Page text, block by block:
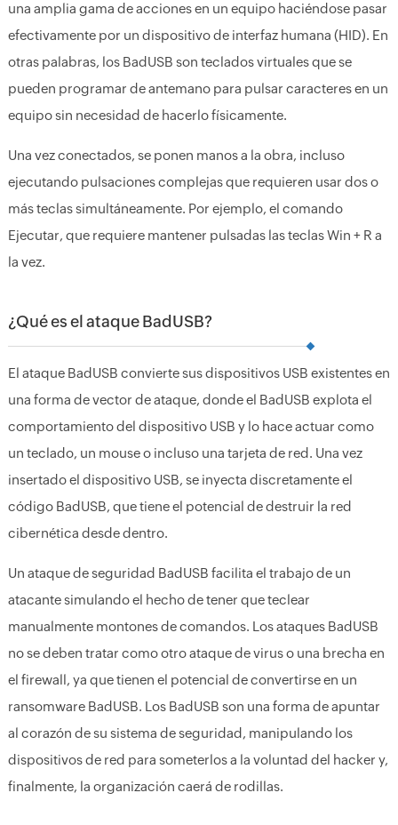
una amplia gama de acciones en un equipo haciéndose pasar
efectivamente por un dispositivo de interfaz humana (HID). En
otras palabras, los BadUSB son teclados virtuales que se
pueden programar de antemano para pulsar caracteres en un
equipo sin necesidad de hacerlo físicamente.
Una vez conectados, se ponen manos a la obra, incluso
ejecutando pulsaciones complejas que requieren usar dos o
más teclas simultáneamente. Por ejemplo, el comando
Ejecutar, que requiere mantener pulsadas las teclas Win + R a
la vez.
¿Qué es el ataque BadUSB?
El ataque BadUSB convierte sus dispositivos USB existentes en
una forma de vector de ataque, donde el BadUSB explota el
comportamiento del dispositivo USB y lo hace actuar como
un teclado, un mouse o incluso una tarjeta de red. Una vez
insertado el dispositivo USB, se inyecta discretamente el
código BadUSB, que tiene el potencial de destruir la red
cibernética desde dentro.
Un ataque de seguridad BadUSB facilita el trabajo de un
atacante simulando el hecho de tener que teclear
manualmente montones de comandos. Los ataques BadUSB
no se deben tratar como otro ataque de virus o una brecha en
el firewall, ya que tienen el potencial de convertirse en un
ransomware BadUSB. Los BadUSB son una forma de apuntar
al corazón de su sistema de seguridad, manipulando los
dispositivos de red para someterlos a la voluntad del hacker y,
finalmente, la organización caerá de rodillas.